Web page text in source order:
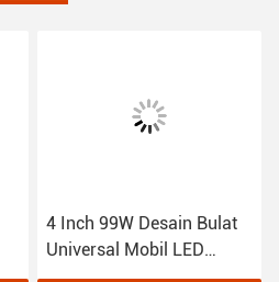
4 Inch 99W Desain Bulat
Universal Mobil LED
Lampu Kerja Untuk Truk